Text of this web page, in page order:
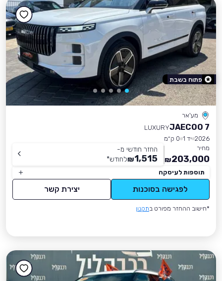
מע'אר
JAECOO 7
LUXURY
2026 יד 1
0 ק״מ
מחיר
203,000
₪
החזר חודשי מ-
1,515
₪לחודש*
תוספות לעיסקה
לפגישה בסוכנות יצירת קשר
*חישוב ההחזר מפורט בתקנון
פתוח בשבת